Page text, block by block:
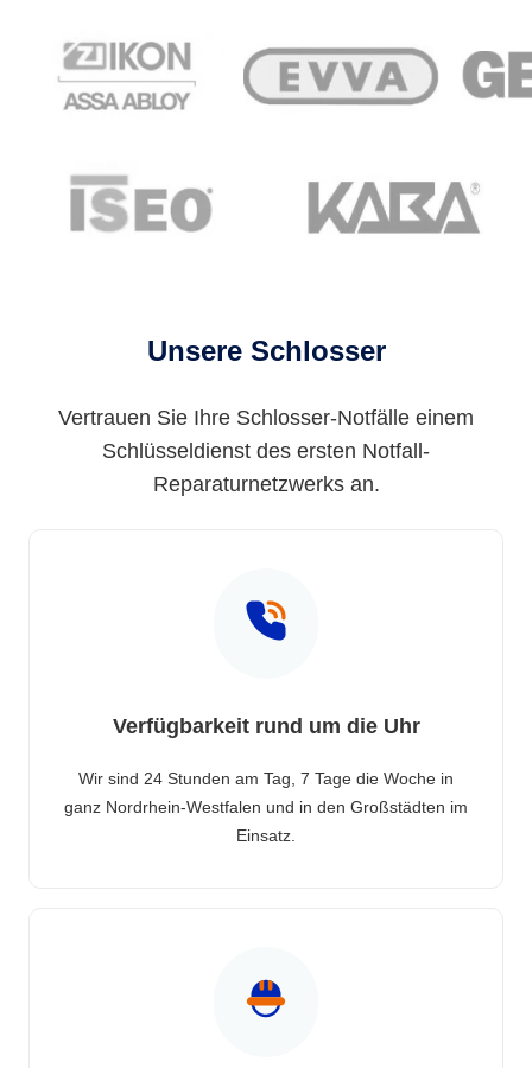
Unsere Schlosser
Vertrauen Sie Ihre Schlosser-Notfälle einem
Schlüsseldienst des ersten Notfall-
Reparaturnetzwerks an.
Verfügbarkeit rund um die Uhr
Wir sind 24 Stunden am Tag, 7 Tage die Woche in
ganz Nordrhein-Westfalen und in den Großstädten im
Einsatz.